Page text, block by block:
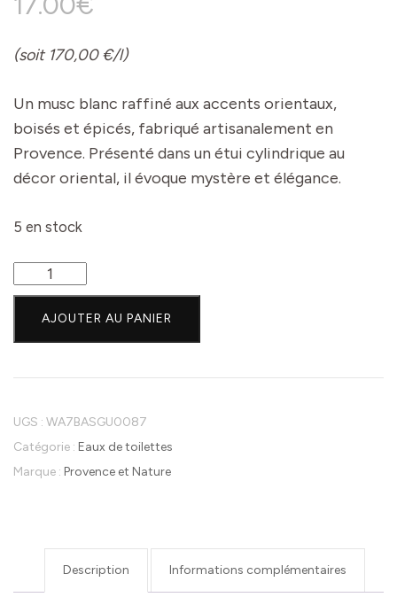
(soit 170,00 €/l)
Un musc blanc raffiné aux accents orientaux,
boisés et épicés, fabriqué artisanalement en
Provence. Présenté dans un étui cylindrique au
décor oriental, il évoque mystère et élégance.
5 en stock
quantité
de
Provence
et
de
Toilette-
Parfum
AJOUTER AU PANIER
UGS : WA7BASGU0087
Catégorie : Eaux de toilettes
Marque : Provence et Nature
Description Informations complémentaires